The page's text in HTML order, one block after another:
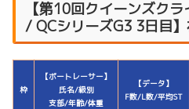
【第10回クイーンズク
/ QCシリーズG3 3日目
枠
【ボートレーサー】
氏名/級別
支部/年齢/体重
【データ】
F数/L数/平均ST